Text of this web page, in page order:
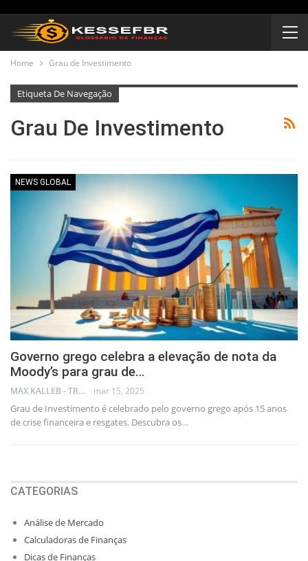
Home Grau de Investimento
Etiqueta De Navegação
Grau De Investimento
NEWS GLOBAL
Governo grego celebra a elevação de nota da
Moody’s para grau de…
MAX KALLEB - TRADER mar 15, 2025
Grau de Investimento é celebrado pelo governo grego após 15 anos
de crise financeira e resgates. Descubra os…
CATEGORIAS
Análise de Mercado
Calculadoras de Finanças
Dicas de Finanças